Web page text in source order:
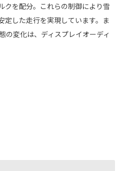
クを配分。これらの制御により雪
定した走行を実現しています。ま
の変化は、ディスプレイオーディ